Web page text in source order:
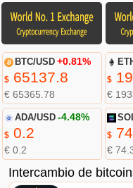
BTC/USD +0.81%
$65137.8
€ 65365.78
$
€
ADA/USD -4.48%
$0.2
€ 0.2
$
€
Intercambio de